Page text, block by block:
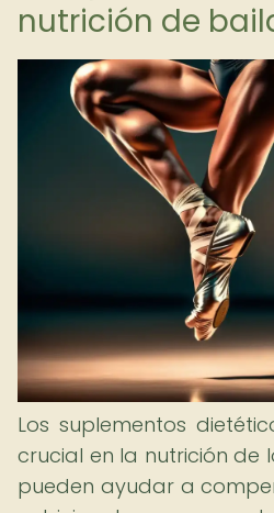
nutrición de
Los suplementos
crucial en la nutrición de
pueden ayudar a